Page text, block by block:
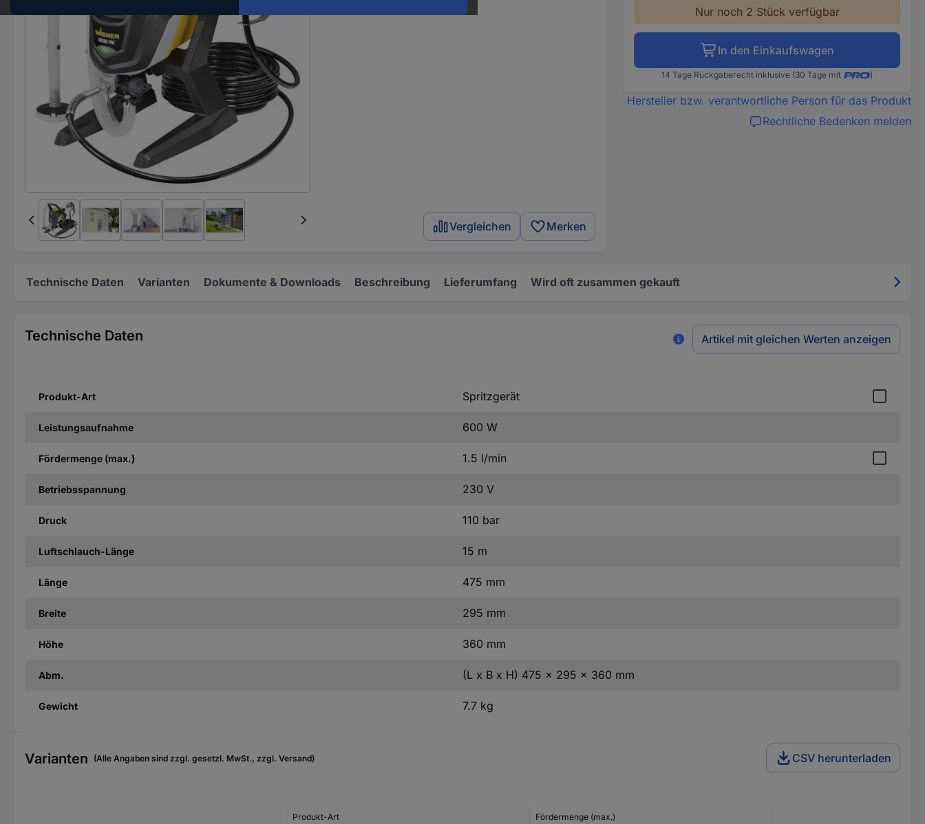
Vergleichen Merken
Nur noch 2 Stück verfügbar
In den Einkaufswagen
14 Tage Rückgaberecht inklusive (30 Tage mit )
Hersteller bzw. verantwortliche Person für das Produkt
Rechtliche Bedenken melden
Technische Daten Varianten Dokumente & Downloads Beschreibung Lieferumfang Wird oft zusammen gekauft
Technische Daten Artikel mit gleichen Werten anzeigen
Produkt-Art Spritzgerät
Leistungsaufnahme 600 W
Fördermenge (max.) 1.5 l/min
Betriebsspannung 230 V
Druck 110 bar
Luftschlauch-Länge 15 m
Länge 475 mm
Breite 295 mm
Höhe 360 mm
Abm. (L x B x H) 475 x 295 x 360 mm
Gewicht 7.7 kg
Varianten (Alle Angaben sind zzgl. gesetzl. MwSt., zzgl. Versand) CSV herunterladen
Produkt-Art Fördermenge (max.)